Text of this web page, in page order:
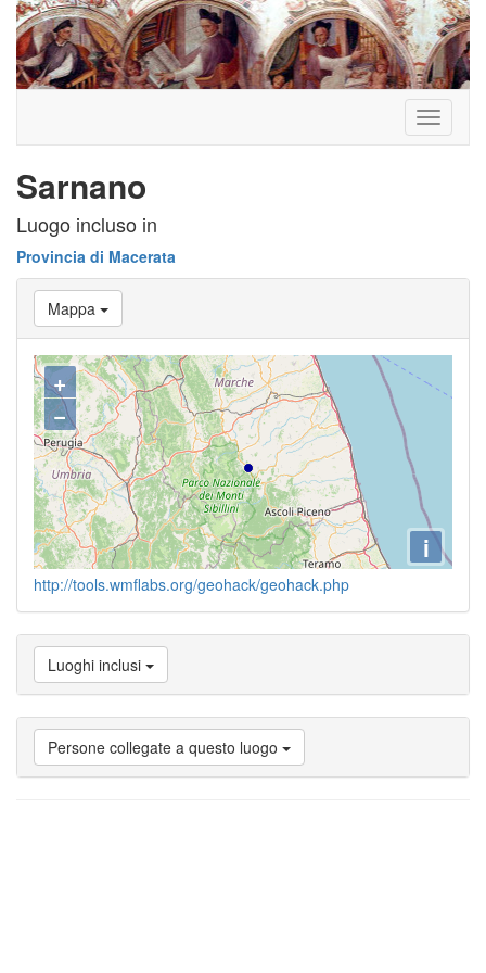
Toggle
Sarnano
Luogo incluso in
Provincia di Macerata
Mappa
+
−
i
http://tools.wmflabs.org/geohack/geohack.php
Luoghi inclusi
Persone collegate a questo luogo